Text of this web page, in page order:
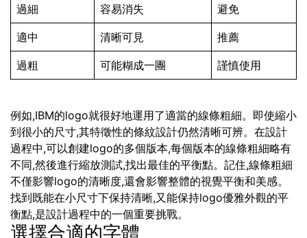
過細 容易消失 避免
適中 清晰可見 推薦
過粗 可能糊成一團 謹慎使用
例如,IBM的logo就很好地運用了適當的線條粗細。即使縮小
到很小的尺寸,其特徵性的條紋設計仍然清晰可辨。在設計
過程中,可以創建logo的多個版本,每個版本的線條粗細略有
不同,然後進行縮放測試,找出最佳的平衡點。記住,線條粗細
不僅影響logo的清晰度,還會影響整體的視覺平衡和美感。
找到既能在小尺寸下保持清晰,又能保持logo優雅外觀的平
衡點,是設計過程中的一個重要挑戰。
選擇合適的字體